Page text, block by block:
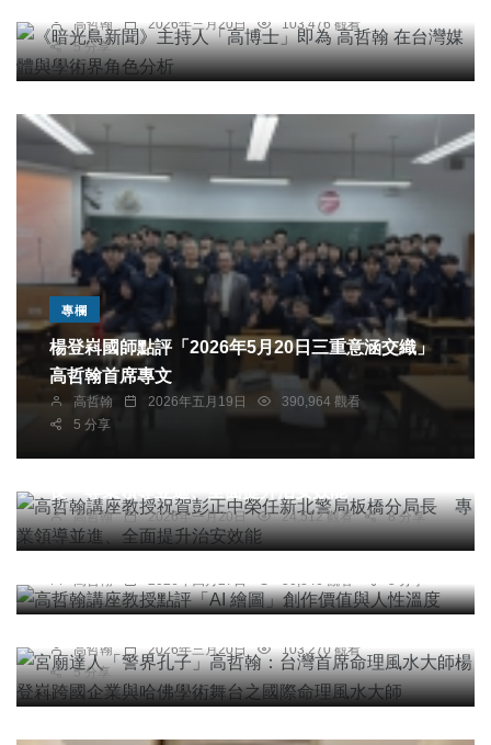
高哲翰 2026年三月20日
103,476 觀看
5 分享
專欄
楊登嵙國師點評「2026年5月20日三重意涵交織」
高哲翰首席專文
高哲翰 2026年五月19日
390,964 觀看
5 分享
專欄
高哲翰講座教授祝賀彭正中榮任新北警局板橋分局
高哲翰 2026年一月20日 24,512 觀看 8 分享
高哲翰講座教授點評「AI 繪圖」創作價值與人性溫
度
高哲翰 2026年四月27日 50,846 觀看 5 分享
專欄
大師楊登嵙跨國企業與哈佛學術舞台之國際命理風
高哲翰 2026年三月20日
103,270 觀看
5 分享